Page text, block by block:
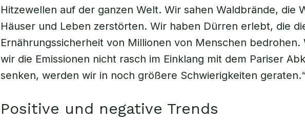
Hitzewellen auf der ganzen Welt. Wir sahen Waldbrände, die
Häuser und Leben zerstörten. Wir haben Dürren erlebt, die
Ernährungssicherheit von Millionen von Menschen bedrohen.
wir die Emissionen nicht rasch im Einklang mit dem Pariser
senken, werden wir in noch größere Schwierigkeiten geraten.“
Positive und negative Trends